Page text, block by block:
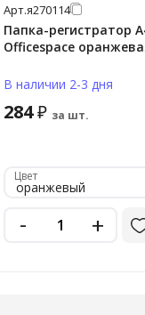
Арт.я270114
Папка-регистратор
Officespace
В наличии 2-3 дня
284₽ за шт.
Цвет
оранжевый
- +